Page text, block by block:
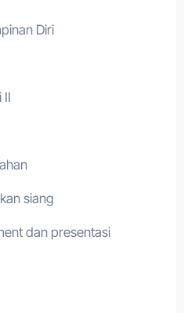
Diri
II
siang
dan presentasi